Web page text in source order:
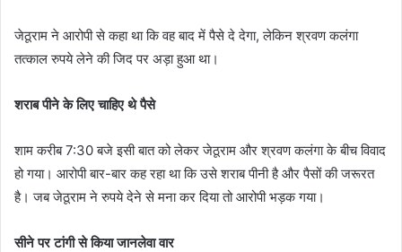
जेठूराम ने आरोपी से कहा था कि वह बाद में पैसे दे देगा, लेकिन श्रवण कलंगा
तत्काल रुपये लेने की जिद पर अड़ा हुआ था।
शराब पीने के लिए चाहिए थे पैसे
शाम करीब 7:30 बजे इसी बात को लेकर जेठूराम और श्रवण कलंगा के बीच विवाद
हो गया। आरोपी बार-बार कह रहा था कि उसे शराब पीनी है और पैसों की जरूरत
है। जब जेठूराम ने रुपये देने से मना कर दिया तो आरोपी भड़क गया।
सीने पर टांगी से किया जानलेवा वार